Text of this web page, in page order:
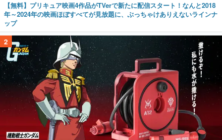
【無料】プリキュア映画4作品がTVerで新たに配信スタート！なんと2018
年～2024年の映画ほぼすべてが見放題に、ぶっちゃけありえないラインナ
ップ
2